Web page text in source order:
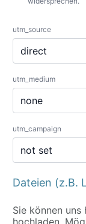
utm_source
utm_medium
utm_campaign
Dateien (z.B.
Sie können